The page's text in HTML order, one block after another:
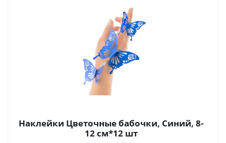
Наклейки Цветочные бабочки, Синий, 8-
12 см*12 шт